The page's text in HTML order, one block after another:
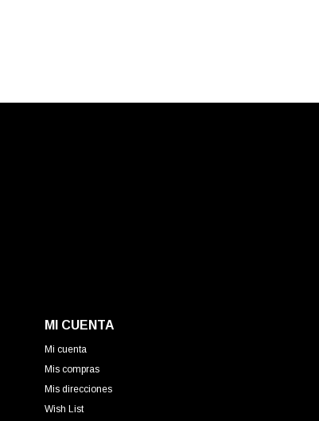
MI CUENTA
Mi cuenta
Mis compras
Mis direcciones
Wish List